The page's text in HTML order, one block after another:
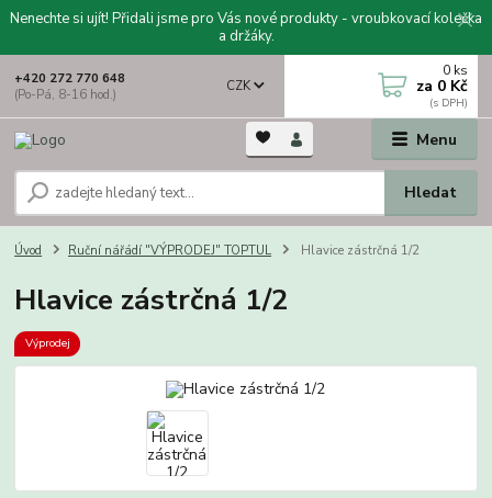
Nenechte si ujít! Přidali jsme pro Vás nové produkty - vroubkovací kolečka
a držáky.
Menu
CZK
Hledat
+420 272 770 648
(Po-Pá, 8-16 hod.)
0 ks
za 0 Kč
Úvod Ruční nářádí "VÝPRODEJ" TOPTUL Hlavice zástrčná 1/2
Hlavice zástrčná 1/2
Výprodej